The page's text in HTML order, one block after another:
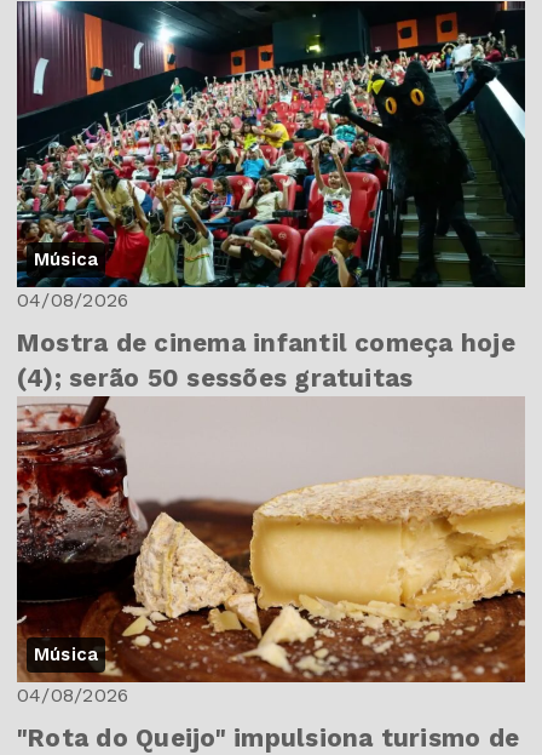
Música
04/08/2026
Mostra de cinema infantil começa hoje
(4); serão 50 sessões gratuitas
Música
04/08/2026
"Rota do Queijo" impulsiona turismo de